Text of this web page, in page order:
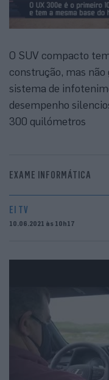
O SUV compacto
construção, mas
sistema de
desempenho
300 quilómetros
EXAME INFORMÁTICA
EI TV
10.06.2021 às 10h17